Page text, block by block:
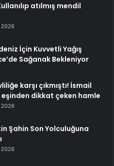
atılmış mendil
2026
İçin Kuvvetli Yağış
Sağanak Bekleniyor
karşı çıkmıştı! İsmail
eşinden dikkat çeken hamle
2026
Şahin Son Yolculuğuna
2026